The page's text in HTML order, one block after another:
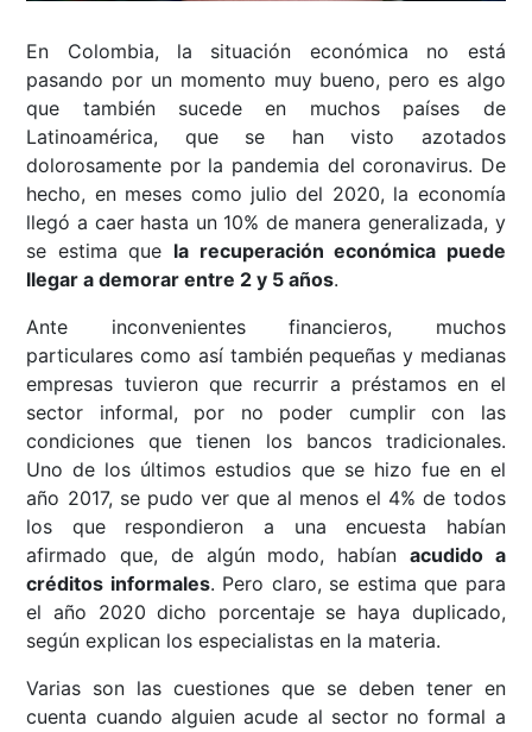
En Colombia, la situación económica no está
pasando por un momento muy bueno, pero es algo
que también sucede en muchos países de
Latinoamérica, que se han visto azotados
dolorosamente por la pandemia del coronavirus. De
hecho, en meses como julio del 2020, la economía
llegó a caer hasta un 10% de manera generalizada, y
se estima que la recuperación económica puede
llegar a demorar entre 2 y 5 años.
Ante inconvenientes financieros, muchos
particulares como así también pequeñas y medianas
empresas tuvieron que recurrir a préstamos en el
sector informal, por no poder cumplir con las
condiciones que tienen los bancos tradicionales.
Uno de los últimos estudios que se hizo fue en el
año 2017, se pudo ver que al menos el 4% de todos
los que respondieron a una encuesta habían
afirmado que, de algún modo, habían acudido a
créditos informales. Pero claro, se estima que para
el año 2020 dicho porcentaje se haya duplicado,
según explican los especialistas en la materia.
Varias son las cuestiones que se deben tener en
cuenta cuando alguien acude al sector no formal a